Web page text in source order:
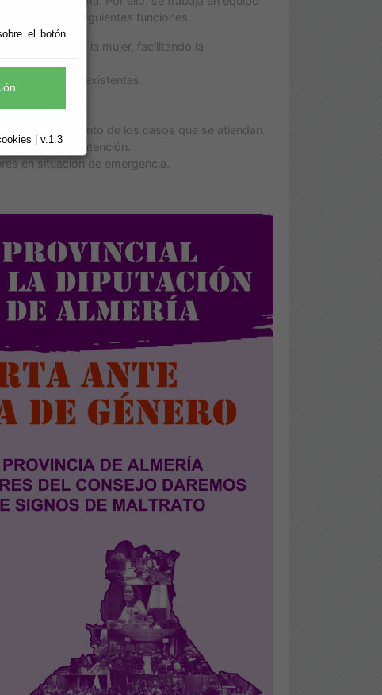
el botón
| v.1.3
Social las siguientes funciones
que presente la mujer, facilitando la
los recursos existentes.
y seguimiento de los casos que se atiendan.
la atención.
en situación de emergencia.